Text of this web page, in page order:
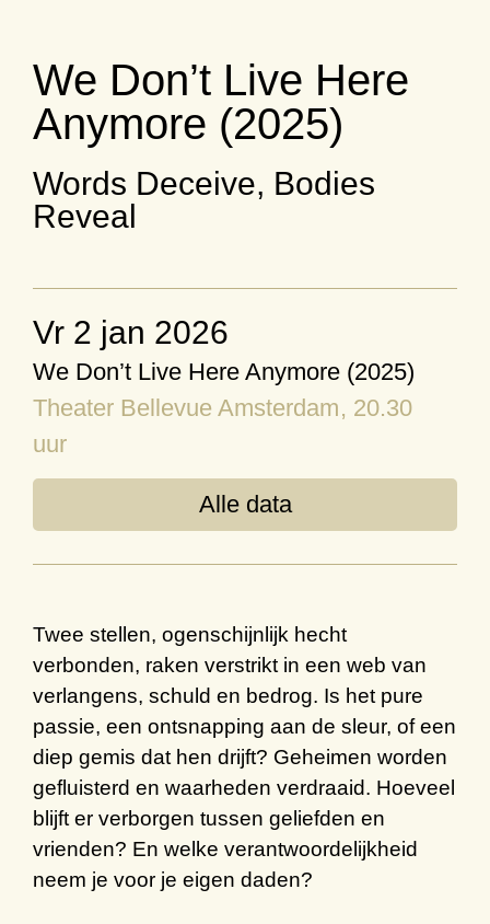
We Don’t Live Here
Anymore (2025)
Words Deceive, Bodies
Reveal
vr 2 jan 2026
We Don’t Live Here Anymore (2025)
Theater Bellevue Amsterdam, 20.30
uur
Alle data
Twee stellen, ogenschijnlijk hecht
verbonden, raken verstrikt in een web van
verlangens, schuld en bedrog. Is het pure
passie, een ontsnapping aan de sleur, of een
diep gemis dat hen drijft? Geheimen worden
gefluisterd en waarheden verdraaid. Hoeveel
blijft er verborgen tussen geliefden en
vrienden? En welke verantwoordelijkheid
neem je voor je eigen daden?